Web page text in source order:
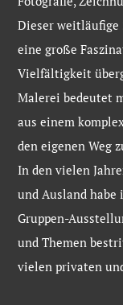
Dieser weitläufige
eine große
Vielfältigkeit
Malerei bedeutet
aus einem
den eigenen Weg
In den vielen
und Ausland habe
Gruppen-
und Themen
vielen privaten